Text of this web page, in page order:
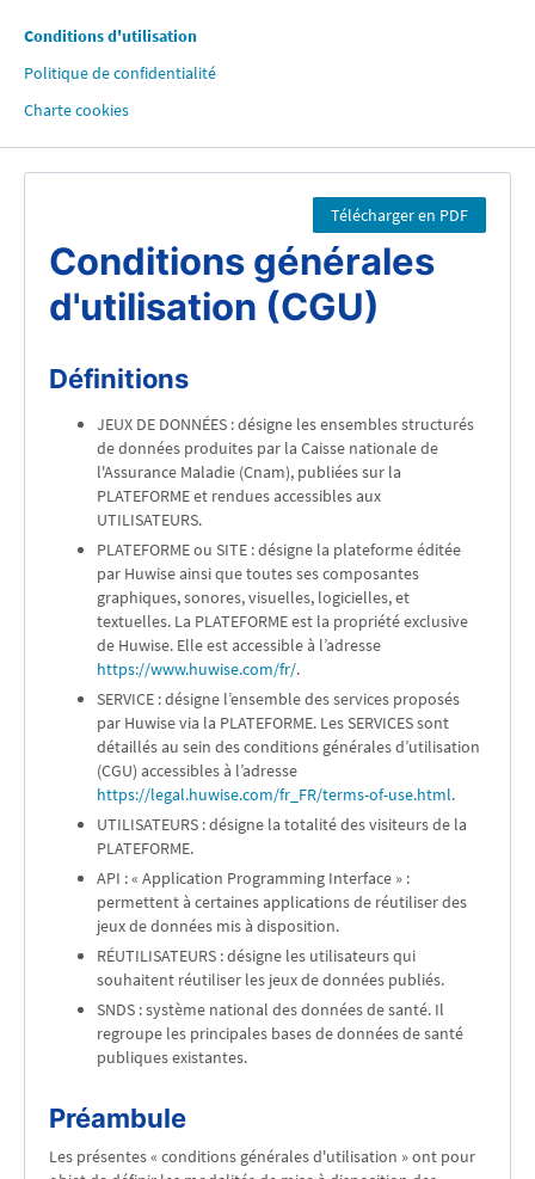
Conditions d'utilisation
Politique de confidentialité
Charte cookies
Télécharger en PDF
Conditions générales
d'utilisation (CGU)
Définitions
JEUX DE DONNÉES : désigne les ensembles structurés
de données produites par la Caisse nationale de
l'Assurance Maladie (Cnam), publiées sur la
PLATEFORME et rendues accessibles aux
UTILISATEURS.
PLATEFORME ou SITE : désigne la plateforme éditée
par Huwise ainsi que toutes ses composantes
graphiques, sonores, visuelles, logicielles, et
textuelles. La PLATEFORME est la propriété exclusive
de Huwise. Elle est accessible à l’adresse
https://www.huwise.com/fr/.
SERVICE : désigne l’ensemble des services proposés
par Huwise via la PLATEFORME. Les SERVICES sont
détaillés au sein des conditions générales d’utilisation
(CGU) accessibles à l’adresse
https://legal.huwise.com/fr_FR/terms-of-use.html.
UTILISATEURS : désigne la totalité des visiteurs de la
PLATEFORME.
API : « Application Programming Interface » :
permettent à certaines applications de réutiliser des
jeux de données mis à disposition.
RÉUTILISATEURS : désigne les utilisateurs qui
souhaitent réutiliser les jeux de données publiés.
SNDS : système national des données de santé. Il
regroupe les principales bases de données de santé
publiques existantes.
Préambule
Les présentes « conditions générales d'utilisation » ont pour